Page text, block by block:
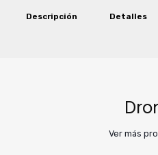
Descripción Detalles
Ver más